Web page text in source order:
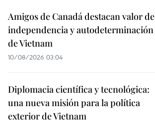
Amigos de Canadá destacan valor de
independencia y autodeterminación
de Vietnam
10/08/2026 03:04
Diplomacia científica y tecnológica:
una nueva misión para la política
exterior de Vietnam